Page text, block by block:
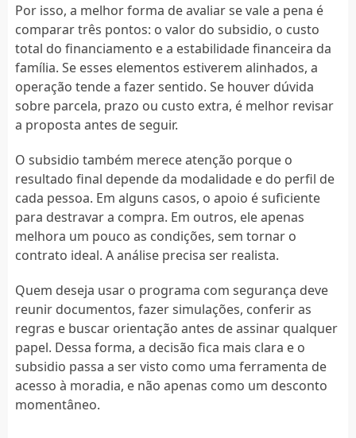
Por isso, a melhor forma de avaliar se vale a pena é
comparar três pontos: o valor do subsidio, o custo
total do financiamento e a estabilidade financeira da
família. Se esses elementos estiverem alinhados, a
operação tende a fazer sentido. Se houver dúvida
sobre parcela, prazo ou custo extra, é melhor revisar
a proposta antes de seguir.
O subsidio também merece atenção porque o
resultado final depende da modalidade e do perfil de
cada pessoa. Em alguns casos, o apoio é suficiente
para destravar a compra. Em outros, ele apenas
melhora um pouco as condições, sem tornar o
contrato ideal. A análise precisa ser realista.
Quem deseja usar o programa com segurança deve
reunir documentos, fazer simulações, conferir as
regras e buscar orientação antes de assinar qualquer
papel. Dessa forma, a decisão fica mais clara e o
subsidio passa a ser visto como uma ferramenta de
acesso à moradia, e não apenas como um desconto
momentâneo.